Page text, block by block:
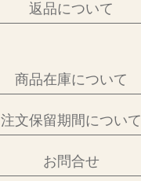
返品について
商品在庫について
注文保留期間について
お問合せ